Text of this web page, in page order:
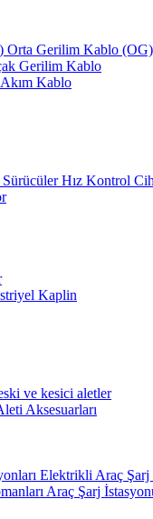
Orta Gerilim Kablo (OG)
Gerilim Kablo
Kablo
Hız Kontrol
Kaplin
ve kesici aletler
Aksesuarları
Elektrikli Araç Şarj
Araç Şarj